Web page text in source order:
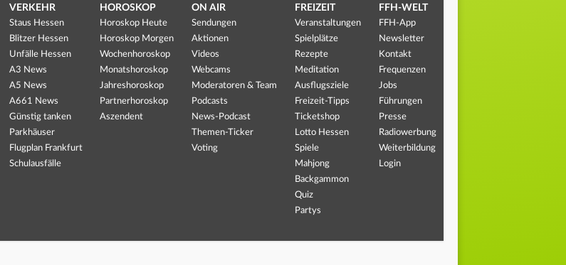
VERKEHR
Staus Hessen
Blitzer Hessen
Unfälle Hessen
A3 News
A5 News
A661 News
Günstig tanken
Parkhäuser
Flugplan Frankfurt
Schulausfälle
HOROSKOP
Horoskop Heute
Horoskop Morgen
Wochenhoroskop
Monatshoroskop
Jahreshoroskop
Partnerhoroskop
Aszendent
ON AIR
Sendungen
Aktionen
Videos
Webcams
Moderatoren & Team
Podcasts
News-Podcast
Themen-Ticker
Voting
FREIZEIT
Veranstaltungen
Spielplätze
Rezepte
Meditation
Ausflugsziele
Freizeit-Tipps
Ticketshop
Lotto Hessen
Spiele
Mahjong
Backgammon
Quiz
Partys
FFH-WELT
FFH-App
Newsletter
Kontakt
Frequenzen
Jobs
Führungen
Presse
Radiowerbung
Weiterbildung
Login